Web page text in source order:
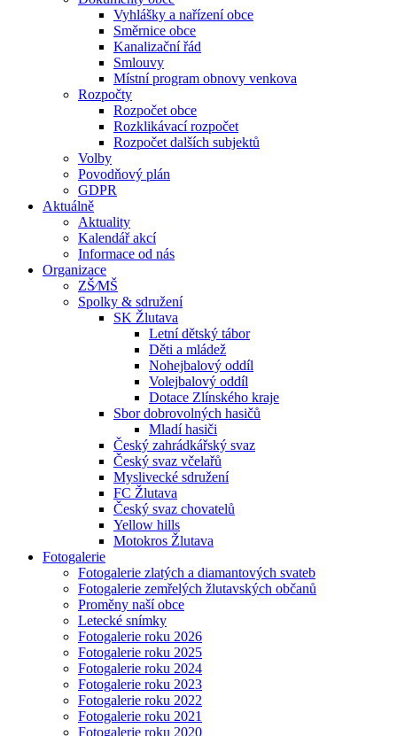
Vyhlášky a nařízení obce
Směrnice obce
Kanalizační řád
Smlouvy
Místní program obnovy venkova
Rozpočty
Rozpočet obce
Rozklikávací rozpočet
Rozpočet dalších subjektů
Volby
Povodňový plán
GDPR
Aktuálně
Aktuality
Kalendář akcí
Informace od nás
Organizace
ZŠ⁄MŠ
Spolky & sdružení
SK Žlutava
Letní dětský tábor
Děti a mládež
Nohejbalový oddíl
Volejbalový oddíl
Dotace Zlínského kraje
Sbor dobrovolných hasičů
Mladí hasiči
Český zahrádkářský svaz
Český svaz včelařů
Myslivecké sdružení
FC Žlutava
Český svaz chovatelů
Yellow hills
Motokros Žlutava
Fotogalerie
Fotogalerie zlatých a diamantových svateb
Fotogalerie zemřelých žlutavských občanů
Proměny naší obce
Letecké snímky
Fotogalerie roku 2026
Fotogalerie roku 2025
Fotogalerie roku 2024
Fotogalerie roku 2023
Fotogalerie roku 2022
Fotogalerie roku 2021
Fotogalerie roku 2020